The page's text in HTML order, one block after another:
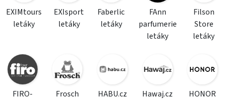
EXIMtours
letáky
EXIsport
letáky
Faberlic
letáky
FAnn
parfumerie
letáky
Filson
Store
letáky
FIRO-
Frosch
HABU.cz
Hawaj.cz
HONOR